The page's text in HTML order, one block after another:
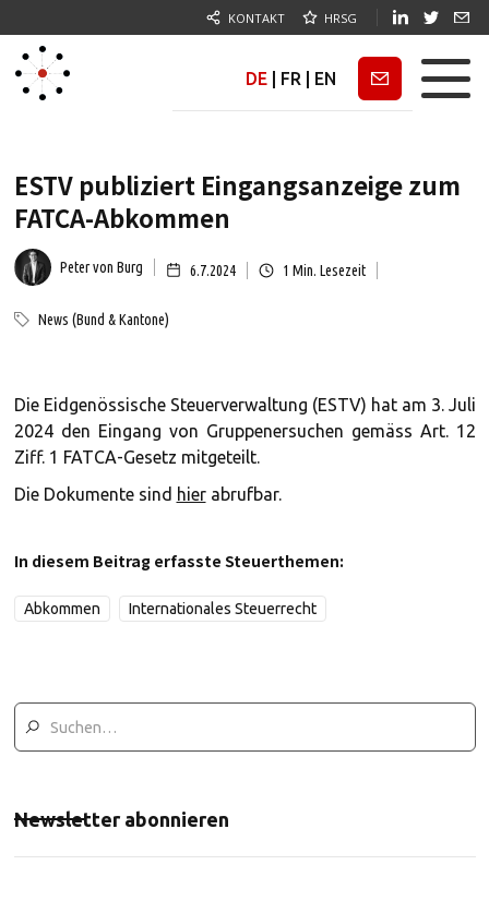
KONTAKT HRSG
DE FR EN Newsletter
ESTV publiziert Eingangsanzeige zum
FATCA-Abkommen
Peter von Burg 6.7.2024 1 Min. Lesezeit
News (Bund & Kantone)
Die Eidgenössische Steuerverwaltung (ESTV) hat am 3. Juli
2024 den Eingang von Gruppenersuchen gemäss Art. 12
Ziff. 1 FATCA-Gesetz mitgeteilt.
Die Dokumente sind hierabrufbar.
In diesem Beitrag erfasste Steuerthemen:
Abkommen Internationales Steuerrecht
Newsletter abonnieren